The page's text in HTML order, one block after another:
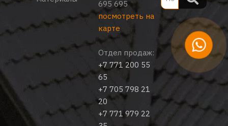
695 695
посмотреть на
карте
Отдел продаж:
+7 771 200 55
65
+7 705 798 21
20
+7 771 979 22